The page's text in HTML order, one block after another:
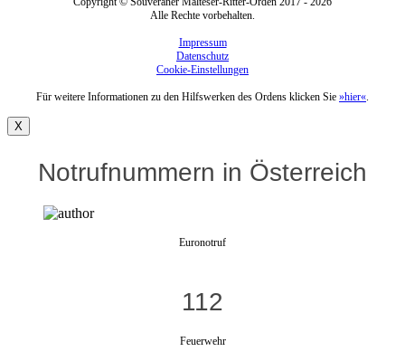
Alle Rechte vorbehalten.
Impressum
Datenschutz
Cookie-Einstellungen
Für weitere Informationen zu den Hilfswerken des Ordens klicken Sie »hier«.
X
Notrufnummern in Österreich
Euronotruf
112
Feuerwehr